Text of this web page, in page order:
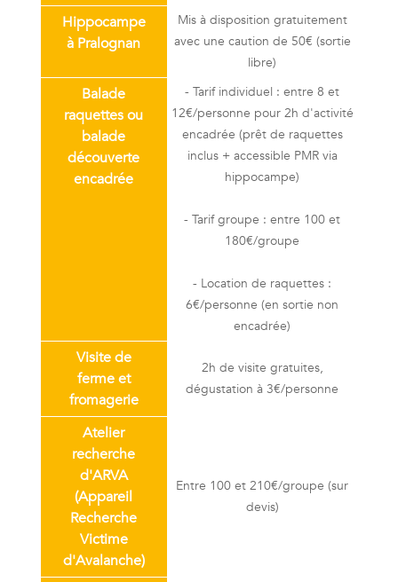
Hippocampe
à Pralognan
Mis à disposition gratuitement
avec une caution de 50€ (sortie
libre)
Balade
raquettes ou
balade
découverte
encadrée
- Tarif individuel : entre 8 et
12€/personne pour 2h d'activité
encadrée (prêt de raquettes
inclus + accessible PMR via
hippocampe)
- Tarif groupe : entre 100 et
180€/groupe
- Location de raquettes :
6€/personne (en sortie non
encadrée)
Visite de
ferme et
fromagerie
2h de visite gratuites,
dégustation à 3€/personne
Atelier
recherche
d'ARVA
(Appareil
Recherche
Victime
d'Avalanche)
Entre 100 et 210€/groupe (sur
devis)